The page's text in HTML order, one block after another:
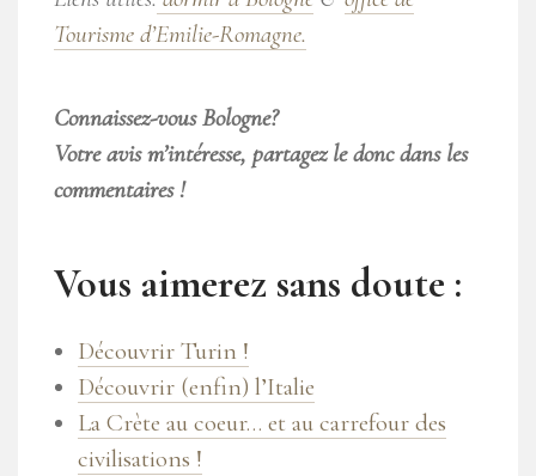
Tourisme d’Emilie-Romagne.
Connaissez-vous Bologne?
Votre avis m’intéresse, partagez le donc dans les
commentaires !
Vous aimerez sans doute :
Découvrir Turin !
Découvrir (enfin) l’Italie
La Crète au coeur… et au carrefour des
civilisations !